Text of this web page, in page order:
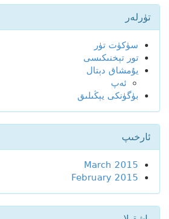
تۈرلەر
سۈكۈت تۈر
تور تېخنىكىسى
يۇمشاق دېتال
ئەپ
بۈگۈنكى يېڭىلىق
ئارخىپ
March 2015
February 2015